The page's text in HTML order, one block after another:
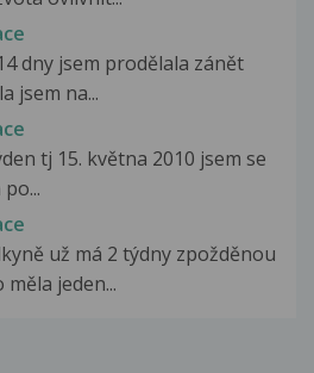
dny jsem prodělala zánět
jsem na...
tj 15. května 2010 jsem se
už má 2 týdny zpožděnou
jeden...